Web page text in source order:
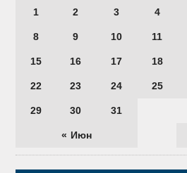
« Июн
1 2 3 4
8 9 10 11
15 16 17 18
22 23 24 25
29 30 31